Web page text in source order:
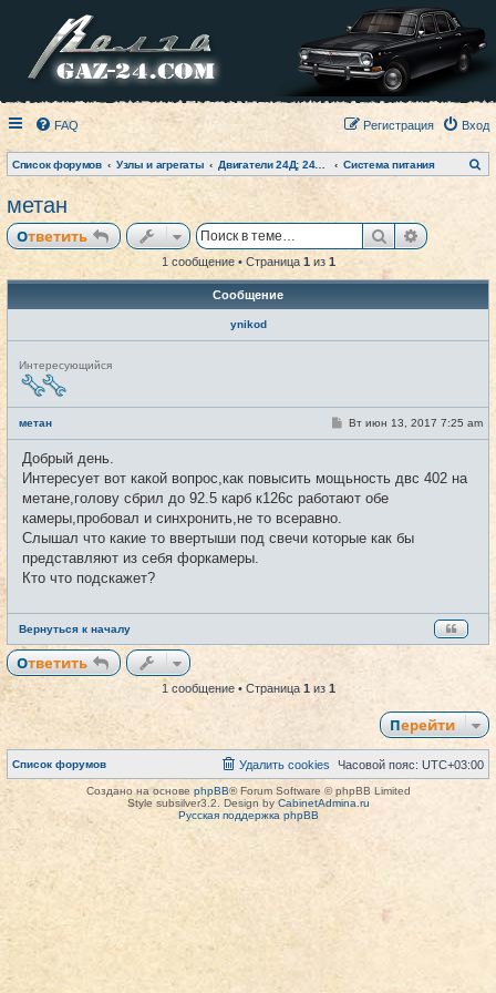
FAQ Вход
Регистрация
Список форумов Узлы и агрегаты Двигатели 24Д; 2401; 402 и модификации Система питания
о
метан
Ответить Поиск
1 сообщение • Страница 1из 1
Сообщение
ynikod
Н
е
в
т
и
Интересующийся
метан #1
С
щ
е
н
Вт июн 13, 2017 7:25 am
Добрый день.
Интересует вот какой вопрос,как повысить мощьность двс 402 на
метане,голову сбрил до 92.5 карб к126с работают обе
камеры,пробовал и синхронить,не то всеравно.
Слышал что какие то ввертыши под свечи которые как бы
представляют из себя форкамеры.
Кто что подскажет?
Вернуться к началу
Ответить
1 сообщение • Страница 1 из 1
Перейти
Список форумов Часовой пояс: UTC+03:00
Удалить cookies
Создано на основе phpBB® Forum Software © phpBB Limited
Style subsilver3.2. Design by CabinetAdmina.ru
Русская поддержка phpBB